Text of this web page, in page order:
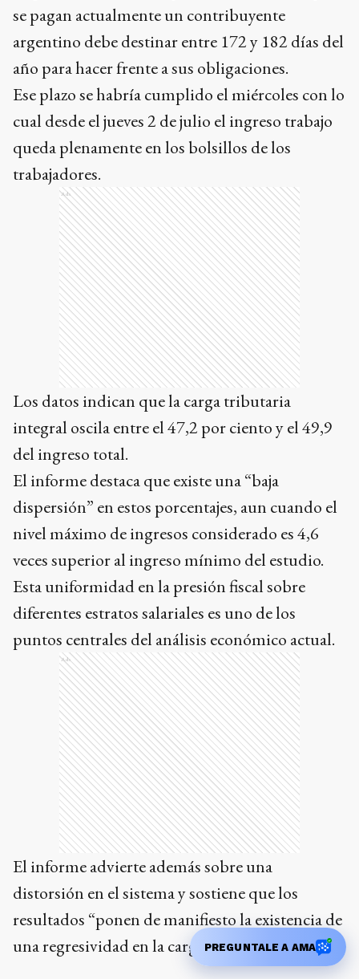
se pagan actualmente un contribuyente
argentino debe destinar entre 172 y 182 días del
año para hacer frente a sus obligaciones.
Ese plazo se habría cumplido el miércoles con lo
cual desde el jueves 2 de julio el ingreso trabajo
queda plenamente en los bolsillos de los
trabajadores.
Ads
Los datos indican que la carga tributaria
integral oscila entre el 47,2 por ciento y el 49,9
del ingreso total.
El informe destaca que existe una “baja
dispersión” en estos porcentajes, aun cuando el
nivel máximo de ingresos considerado es 4,6
veces superior al ingreso mínimo del estudio.
Esta uniformidad en la presión fiscal sobre
diferentes estratos salariales es uno de los
puntos centrales del análisis económico actual.
Ads
El informe advierte además sobre una
distorsión en el sistema y sostiene que los
resultados “ponen de manifiesto la existencia de
una regresividad en la carga tributaria”.
PREGUNTALE A AMA